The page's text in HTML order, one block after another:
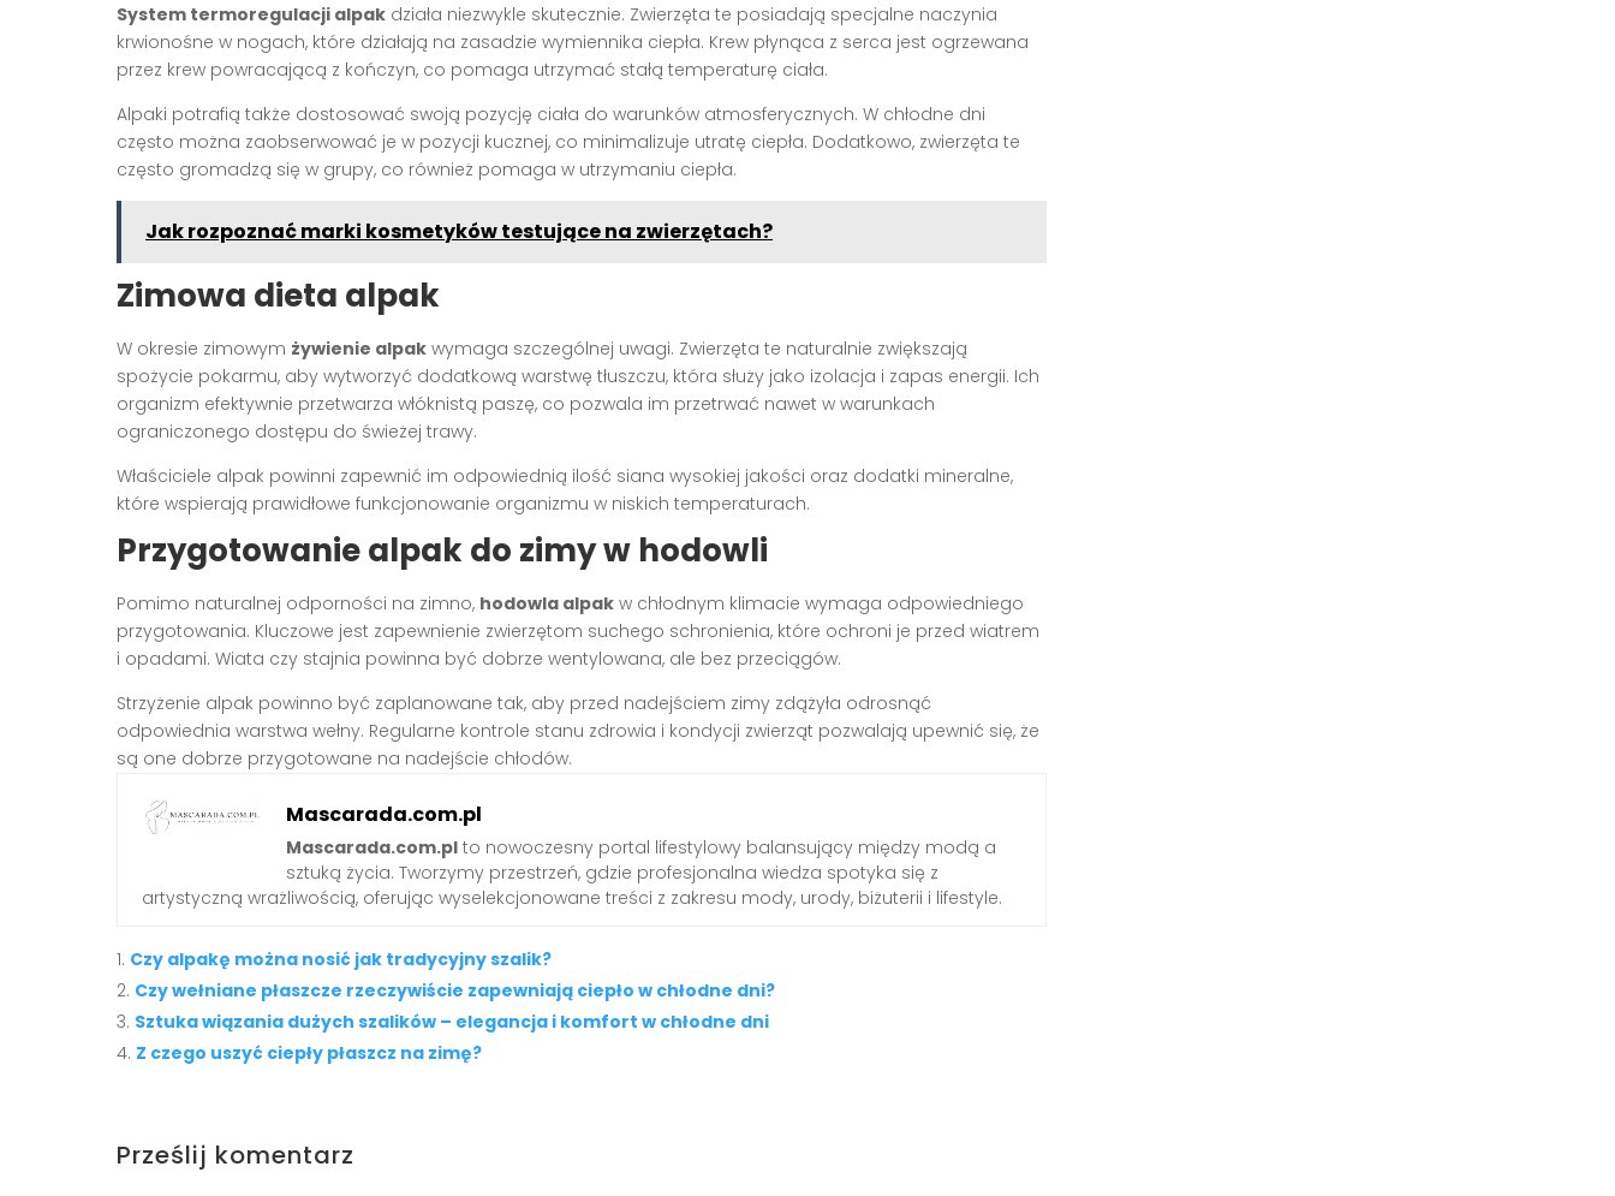
System termoregulacji alpak działa niezwykle skutecznie. Zwierzęta te posiadają specjalne naczynia
krwionośne w nogach, które działają na zasadzie wymiennika ciepła. Krew płynąca z serca jest ogrzewana
przez krew powracającą z kończyn, co pomaga utrzymać stałą temperaturę ciała.
Alpaki potrafią także dostosować swoją pozycję ciała do warunków atmosferycznych. W chłodne dni
często można zaobserwować je w pozycji kucznej, co minimalizuje utratę ciepła. Dodatkowo, zwierzęta te
często gromadzą się w grupy, co również pomaga w utrzymaniu ciepła.
Jak rozpoznać marki kosmetyków testujące na zwierzętach?
Zimowa dieta alpak
W okresie zimowym żywienie alpak wymaga szczególnej uwagi. Zwierzęta te naturalnie zwiększają
spożycie pokarmu, aby wytworzyć dodatkową warstwę tłuszczu, która służy jako izolacja i zapas energii. Ich
organizm efektywnie przetwarza włóknistą paszę, co pozwala im przetrwać nawet w warunkach
ograniczonego dostępu do świeżej trawy.
Właściciele alpak powinni zapewnić im odpowiednią ilość siana wysokiej jakości oraz dodatki mineralne,
które wspierają prawidłowe funkcjonowanie organizmu w niskich temperaturach.
Przygotowanie alpak do zimy w hodowli
Pomimo naturalnej odporności na zimno, hodowla alpak w chłodnym klimacie wymaga odpowiedniego
przygotowania. Kluczowe jest zapewnienie zwierzętom suchego schronienia, które ochroni je przed wiatrem
i opadami. Wiata czy stajnia powinna być dobrze wentylowana, ale bez przeciągów.
Strzyżenie alpak powinno być zaplanowane tak, aby przed nadejściem zimy zdążyła odrosnąć
odpowiednia warstwa wełny. Regularne kontrole stanu zdrowia i kondycji zwierząt pozwalają upewnić się, że
są one dobrze przygotowane na nadejście chłodów.
Mascarada.com.pl
Mascarada.com.pl to nowoczesny portal lifestylowy balansujący między modą a
sztuką życia. Tworzymy przestrzeń, gdzie profesjonalna wiedza spotyka się z
artystyczną wrażliwością, oferując wyselekcjonowane treści z zakresu mody, urody, biżuterii i lifestyle.
Czy alpakę można nosić jak tradycyjny szalik?
Czy wełniane płaszcze rzeczywiście zapewniają ciepło w chłodne dni?
Sztuka wiązania dużych szalików – elegancja i komfort w chłodne dni
Z czego uszyć ciepły płaszcz na zimę?
Prześlij komentarz